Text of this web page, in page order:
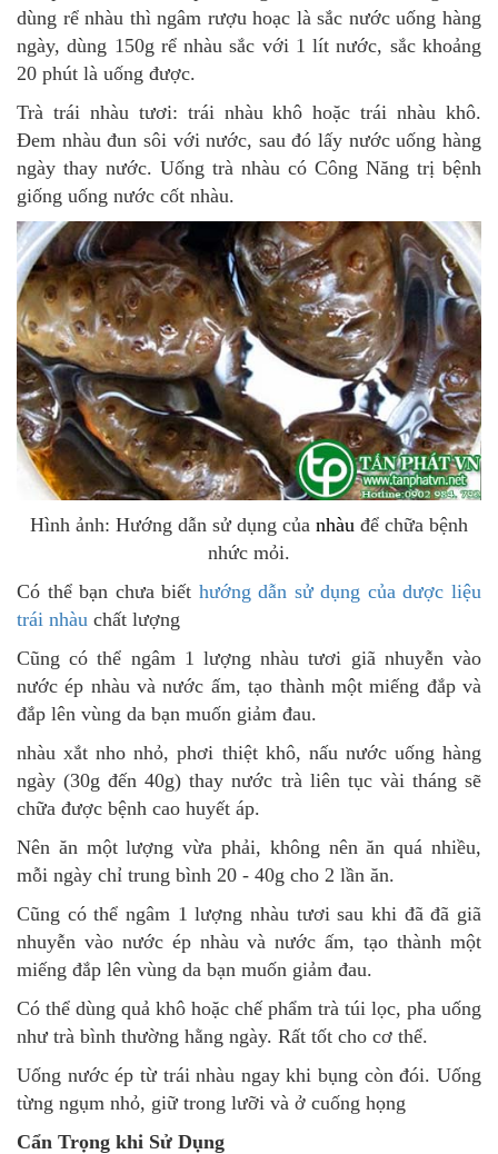
dùng rể nhàu thì ngâm rượu hoạc là sắc nước uống hàng
ngày, dùng 150g rể nhàu sắc với 1 lít nước, sắc khoảng
20 phút là uống được.
Trà trái nhàu tươi: trái nhàu khô hoặc trái nhàu khô.
Đem nhàu đun sôi với nước, sau đó lấy nước uống hàng
ngày thay nước. Uống trà nhàu có Công Năng trị bệnh
giống uống nước cốt nhàu.
Hình ảnh: Hướng dẫn sử dụng của nhàu để chữa bệnh
nhức mỏi.
Có thể bạn chưa biết hướng dẫn sử dụng của dược liệu
trái nhàu chất lượng
Cũng có thể ngâm 1 lượng nhàu tươi giã nhuyễn vào
nước ép nhàu và nước ấm, tạo thành một miếng đắp và
đắp lên vùng da bạn muốn giảm đau.
nhàu xắt nho nhỏ, phơi thiệt khô, nấu nước uống hàng
ngày (30g đến 40g) thay nước trà liên tục vài tháng sẽ
chữa được bệnh cao huyết áp.
Nên ăn một lượng vừa phải, không nên ăn quá nhiều,
mỗi ngày chỉ trung bình 20 - 40g cho 2 lần ăn.
Cũng có thể ngâm 1 lượng nhàu tươi sau khi đã đã giã
nhuyễn vào nước ép nhàu và nước ấm, tạo thành một
miếng đắp lên vùng da bạn muốn giảm đau.
Có thể dùng quả khô hoặc chế phẩm trà túi lọc, pha uống
như trà bình thường hằng ngày. Rất tốt cho cơ thể.
Uống nước ép từ trái nhàu ngay khi bụng còn đói. Uống
từng ngụm nhỏ, giữ trong lưỡi và ở cuống họng
Cẩn Trọng khi Sử Dụng